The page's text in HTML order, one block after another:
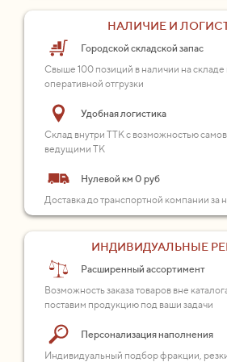
НАЛИЧИЕ И
Городской складской запас
Свыше 100 позиций в наличии на складе
оперативной отгрузки
Удобная логистика
Склад внутри ТТК с возможностью
ведущими ТК
Нулевой км 0 руб
Доставка до транспортной компании за
ИНДИВИДУАЛЬНЫЕ
Расширенный ассортимент
Возможность заказа товаров вне
поставим продукцию под ваши задачи
Персонализация наполнения
Индивидуальный подбор фракции,